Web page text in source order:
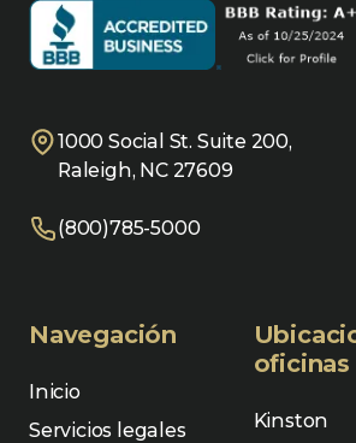
Navegación
Inicio
Servicios legales
oficinas
Kinston
1000 Social St. Suite 200,
Raleigh, NC 27609
(800)785-5000